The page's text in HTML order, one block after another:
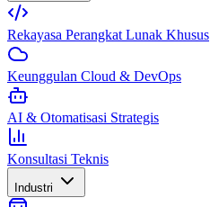
Rekayasa Perangkat Lunak Khusus
Keunggulan Cloud & DevOps
AI & Otomatisasi Strategis
Konsultasi Teknis
Industri